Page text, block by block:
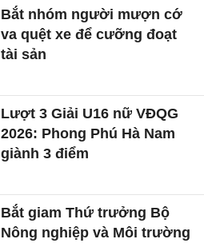
Bắt nhóm người mượn cớ
va quệt xe để cưỡng đoạt
tài sản
Lượt 3 Giải U16 nữ VĐQG
2026: Phong Phú Hà Nam
giành 3 điểm
Bắt giam Thứ trưởng Bộ
Nông nghiệp và Môi trường